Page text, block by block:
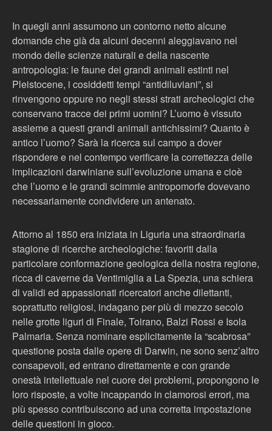
In quegli anni assumono un contorno netto alcune
domande che già da alcuni decenni aleggiavano nel
mondo delle scienze naturali e della nascente
antropologia: le faune dei grandi animali estinti nel
Pleistocene, i cosiddetti tempi “antidiluviani”, si
rinvengono oppure no negli stessi strati archeologici che
conservano tracce dei primi uomini? L’uomo è vissuto
assieme a questi grandi animali antichissimi? Quanto è
antico l’uomo? Sarà la ricerca sul campo a dover
rispondere e nel contempo verificare la correttezza delle
implicazioni darwiniane sull’evoluzione umana e cioè
che l’uomo e le grandi scimmie antropomorfe dovevano
necessariamente condividere un antenato.
Attorno al 1850 era iniziata in Liguria una straordinaria
stagione di ricerche archeologiche: favoriti dalla
particolare conformazione geologica della nostra regione,
ricca di caverne da Ventimiglia a La Spezia, una schiera
di validi ed appassionati ricercatori anche dilettanti,
soprattutto religiosi, indagano per più di mezzo secolo
nelle grotte liguri di Finale, Toirano, Balzi Rossi e Isola
Palmaria. Senza nominare esplicitamente la “scabrosa”
questione posta dalle opere di Darwin, ne sono senz’altro
consapevoli, ed entrano direttamente e con grande
onestà intellettuale nel cuore dei problemi, propongono le
loro risposte, a volte incappando in clamorosi errori, ma
più spesso contribuiscono ad una corretta impostazione
delle questioni in gioco.